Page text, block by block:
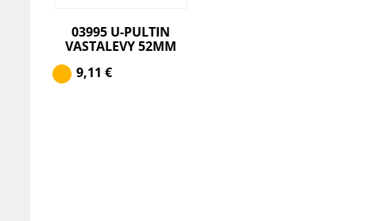
03995 U-PULTIN
VASTALEVY 52MM
9,11€